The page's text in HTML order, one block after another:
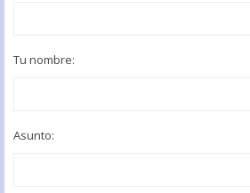
Tu nombre:
Asunto: